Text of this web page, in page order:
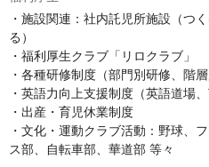
・施設関連：社内託児所施設（つ
る）
・福利厚生クラブ「リロクラブ」
・各種研修制度（部門別研修、階層
・英語力向上支援制度（英語道場
・出産・育児休業制度
・文化・運動クラブ活動：野球、
ス部、自転車部、華道部 等々